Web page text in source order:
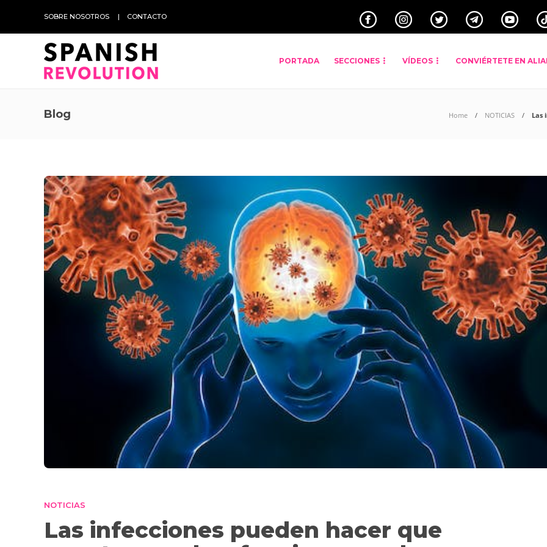
SOBRE NOSOTROS CONTACTO
PORTADA SECCIONES VÍDEOS CONVIÉRTETE EN
Blog Home NOTICIAS Las
NOTICIAS
Las infecciones pueden hacer que